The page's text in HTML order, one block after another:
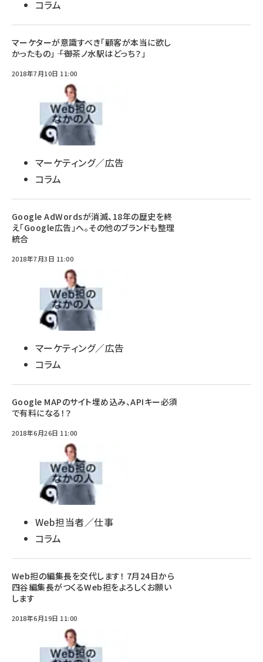
コラム
マーケターが意識すべき「顧客が本当に欲し
かったもの」 ―― 「御茶ノ水駅はどっち？」
2018年7月10日 11:00
マーケティング／広告
コラム
Google AdWordsが消滅、18年の歴史を終
え「Google広告」へ。その他のブランドも整理
統合
2018年7月3日 11:00
マーケティング／広告
コラム
Google MAPのサイト埋め込み、APIキー必須
で有料になる！？
2018年6月26日 11:00
Web担当者／仕事
コラム
Web担の編集長を交代します！ 7月24日から
四谷編集長がつくるWeb担をよろしくお願い
します
2018年6月19日 11:00